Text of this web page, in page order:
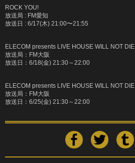
ROCK YOU!
放送局 : FM愛知
放送日 : 6/17(木) 21:00〜21:55
ELECOM presents LIVE HOUSE WILL NOT DIE
放送局： FM 大阪
放送日： 6/18(金) 21:30～22:00
ELECOM presents LIVE HOUSE WILL NOT DIE
放送局： FM 大阪
放送日： 6/25(金) 21:30～22:00